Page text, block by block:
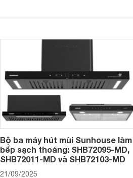
trong dòng máy hút mùi nhà Bosch là
sản phẩm máy hút mùi Bosch
Bộ ba máy hút mùi Sunhouse làm
bếp sạch thoáng: SHB72095-MD,
SHB72011-MD và SHB72103-MD
21/09/2025